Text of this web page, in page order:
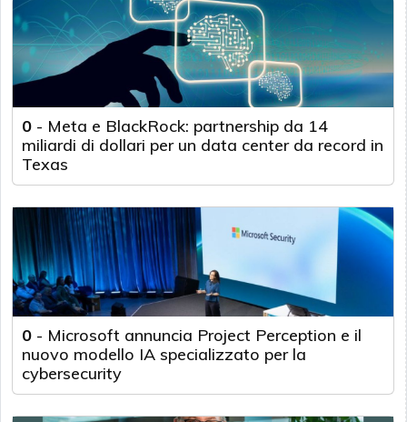
0 - Meta e BlackRock: partnership da 14
miliardi di dollari per un data center da record in
Texas
0 - Microsoft annuncia Project Perception e il
nuovo modello IA specializzato per la
cybersecurity